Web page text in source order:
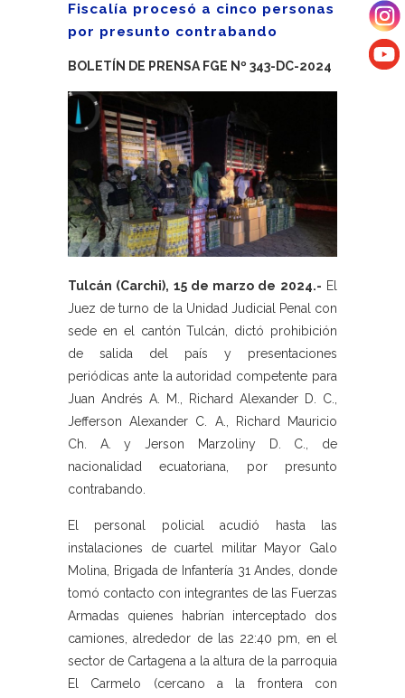
Fiscalía procesó a cinco personas
por presunto contrabando
BOLETÍN DE PRENSA FGE Nº 343-DC-2024
Tulcán (Carchi), 15 de marzo de 2024.- El
Juez de turno de la Unidad Judicial Penal con
sede en el cantón Tulcán, dictó prohibición
de salida del país y presentaciones
periódicas ante la autoridad competente para
Juan Andrés A. M., Richard Alexander D. C.,
Jefferson Alexander C. A., Richard Mauricio
Ch. A. y Jerson Marzoliny D. C., de
nacionalidad ecuatoriana, por presunto
contrabando.
El personal policial acudió hasta las
instalaciones de cuartel militar Mayor Galo
Molina, Brigada de Infantería 31 Andes, donde
tomó contacto con integrantes de las Fuerzas
Armadas quienes habrían interceptado dos
camiones, alrededor de las 22:40 pm, en el
sector de Cartagena a la altura de la parroquia
El Carmelo (cercano a la frontera con